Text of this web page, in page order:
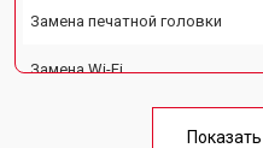
Замена печатной головки
Замена Wi-Fi